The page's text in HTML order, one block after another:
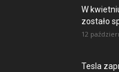
W
zostało
12
Tesla